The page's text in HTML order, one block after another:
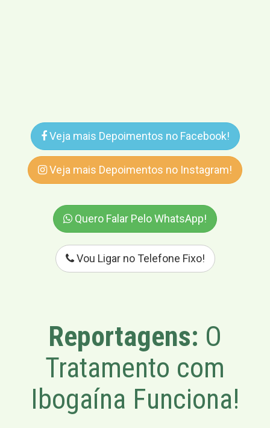
Veja mais Depoimentos no Facebook!
Veja mais Depoimentos no Instagram!
Quero Falar Pelo WhatsApp!
Vou Ligar no Telefone Fixo!
Reportagens: O
Tratamento com
Ibogaína Funciona!